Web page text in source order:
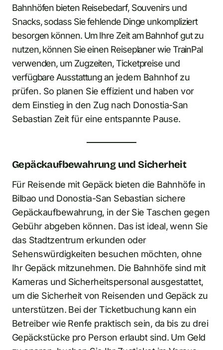
Bahnhöfen bieten Reisebedarf, Souvenirs und
Snacks, sodass Sie fehlende Dinge unkompliziert
besorgen können. Um Ihre Zeit am Bahnhof gut zu
nutzen, können Sie einen Reiseplaner wie TrainPal
verwenden, um Zugzeiten, Ticketpreise und
verfügbare Ausstattung an jedem Bahnhof zu
prüfen. So planen Sie effizient und haben vor
dem Einstieg in den Zug nach Donostia-San
Sebastian Zeit für eine entspannte Pause.
Gepäckaufbewahrung und Sicherheit
Für Reisende mit Gepäck bieten die Bahnhöfe in
Bilbao und Donostia-San Sebastian sichere
Gepäckaufbewahrung, in der Sie Taschen gegen
Gebühr abgeben können. Das ist ideal, wenn Sie
das Stadtzentrum erkunden oder
Sehenswürdigkeiten besuchen möchten, ohne
Ihr Gepäck mitzunehmen. Die Bahnhöfe sind mit
Kameras und Sicherheitspersonal ausgestattet,
um die Sicherheit von Reisenden und Gepäck zu
unterstützen. Bei der Ticketbuchung kann ein
Betreiber wie Renfe praktisch sein, da bis zu drei
Gepäckstücke pro Person erlaubt sind. Um Geld